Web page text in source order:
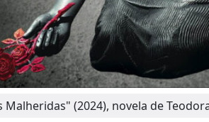
(2024), novela de